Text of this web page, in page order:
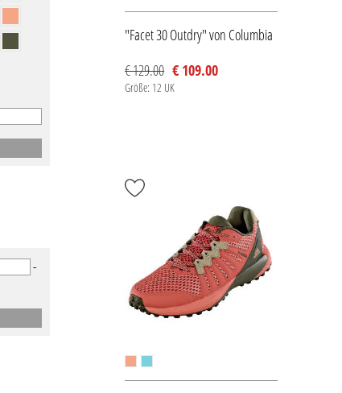
-
"Facet 30 Outdry" von Columbia
€ 129.00 € 109.00
Größe: 12 UK